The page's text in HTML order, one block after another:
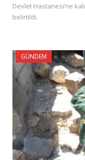
Devlet Hastanesi’ne
belirtildi.
GÜNDEM